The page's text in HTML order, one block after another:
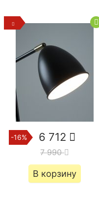
-16% 6 712
7 990
В корзину